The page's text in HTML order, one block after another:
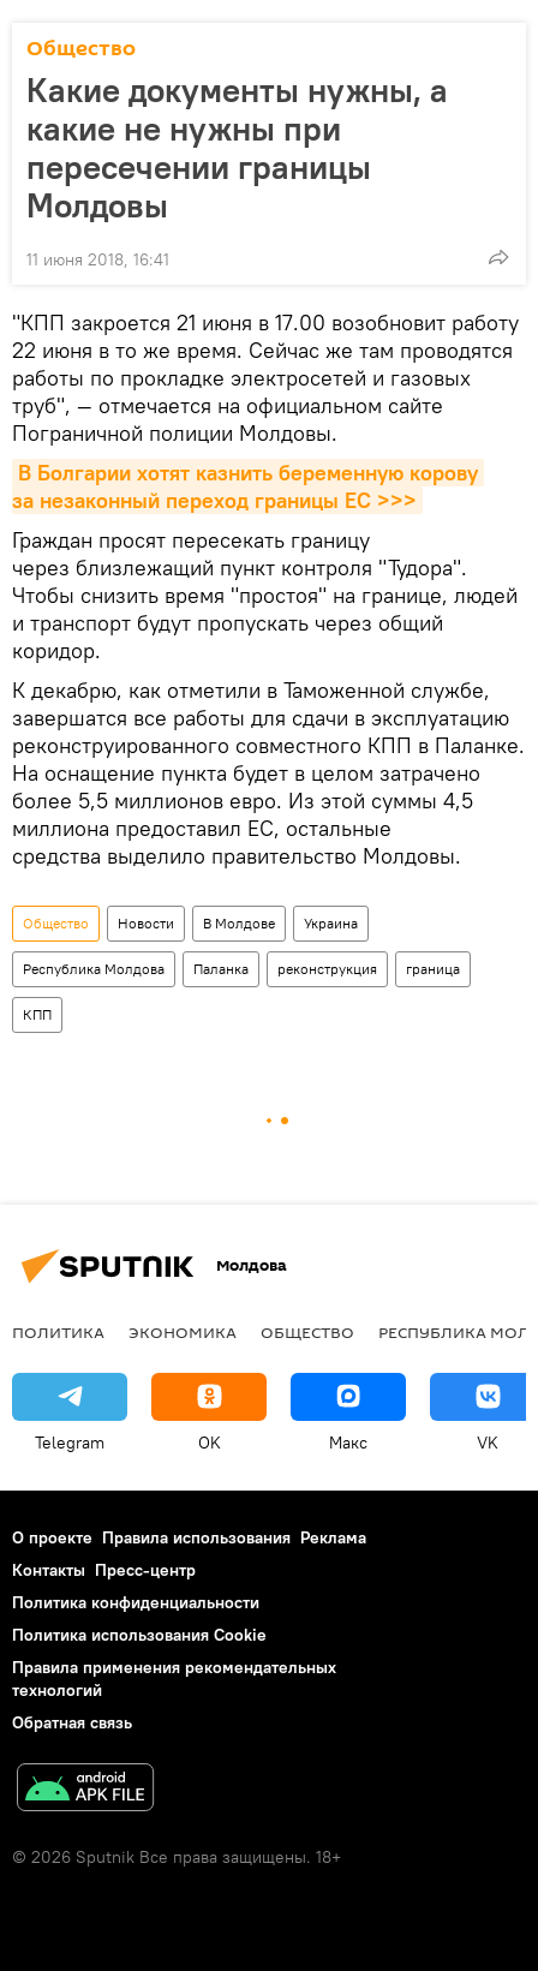
Общество
Какие документы нужны, а
какие не нужны при
пересечении границы
Молдовы
11 июня 2018, 16:41
"КПП закроется 21 июня в 17.00 возобновит работу
22 июня в то же время. Сейчас же там проводятся
работы по прокладке электросетей и газовых
труб", — отмечается на официальном сайте
Пограничной полиции Молдовы.
В Болгарии хотят казнить беременную корову
за незаконный переход границы ЕС >>>
Граждан просят пересекать границу
через близлежащий пункт контроля "Тудора".
Чтобы снизить время "простоя" на границе, людей
и транспорт будут пропускать через общий
коридор.
К декабрю, как отметили в Таможенной службе,
завершатся все работы для сдачи в эксплуатацию
реконструированного совместного КПП в Паланке.
На оснащение пункта будет в целом затрачено
более 5,5 миллионов евро. Из этой суммы 4,5
миллиона предоставил ЕС, остальные
средства выделило правительство Молдовы.
Общество Новости В Молдове Украина
Республика Молдова Паланка реконструкция граница
КПП
Молдова
ПОЛИТИКА ЭКОНОМИКА ОБЩЕСТВО РЕСПУБЛИКА
Telegram OK Макс VK
О проекте Правила использования Реклама
Контакты Пресс-центр
Политика конфиденциальности
Политика использования Cookie
Правила применения рекомендательных
технологий
Обратная связь
© 2026 Sputnik Все права защищены. 18+